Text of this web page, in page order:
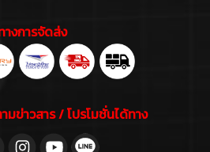
างการจัดส่ง
มข่าวสาร / โปรโมชั่นได้ทาง